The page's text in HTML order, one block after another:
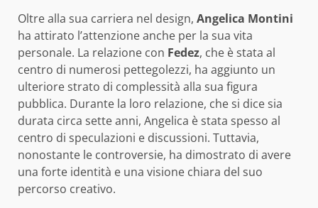
Oltre alla sua carriera nel design, Angelica Montini
ha attirato l’attenzione anche per la sua vita
personale. La relazione con Fedez, che è stata al
centro di numerosi pettegolezzi, ha aggiunto un
ulteriore strato di complessità alla sua figura
pubblica. Durante la loro relazione, che si dice sia
durata circa sette anni, Angelica è stata spesso al
centro di speculazioni e discussioni. Tuttavia,
nonostante le controversie, ha dimostrato di avere
una forte identità e una visione chiara del suo
percorso creativo.